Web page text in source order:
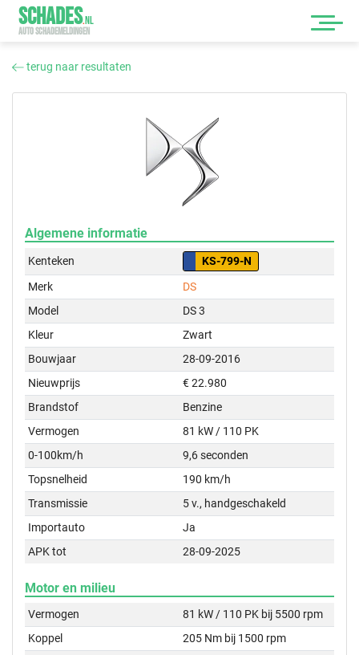
SCHADES.NL
AUTO SCHADEMELDINGEN
terug naar resultaten
Algemene informatie
Kenteken
KS-799-N
Merk
DS
Model
DS 3
Kleur
Zwart
Bouwjaar
28-09-2016
Nieuwprijs
€ 22.980
Brandstof
Benzine
Vermogen
81 kW / 110 PK
0-100km/h
9,6 seconden
Topsnelheid
190 km/h
Transmissie
5 v., handgeschakeld
Importauto
Ja
APK tot
28-09-2025
Motor en milieu
Vermogen
81 kW / 110 PK bij 5500 rpm
Koppel
205 Nm bij 1500 rpm